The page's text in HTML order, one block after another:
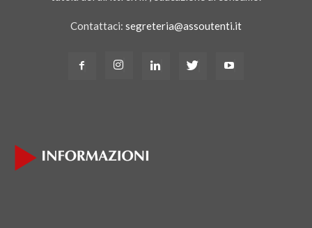
Contattaci: segreteria@assoutenti.it